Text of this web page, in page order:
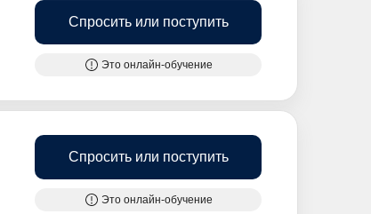
Спросить или поступить
Это онлайн-обучение
Спросить или поступить
Это онлайн-обучение